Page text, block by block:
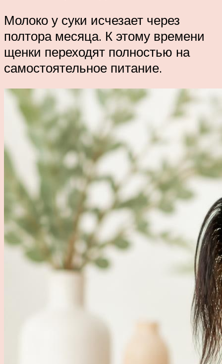
Молоко у суки исчезает через
полтора месяца. К этому времени
щенки переходят полностью на
самостоятельное питание.